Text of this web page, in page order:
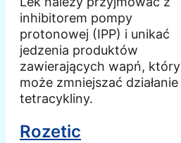
inhibitorem pompy
protonowej (IPP) i unikać
jedzenia produktów
zawierających wapń, który
może zmniejszać działanie
tetracykliny.
Rozetic